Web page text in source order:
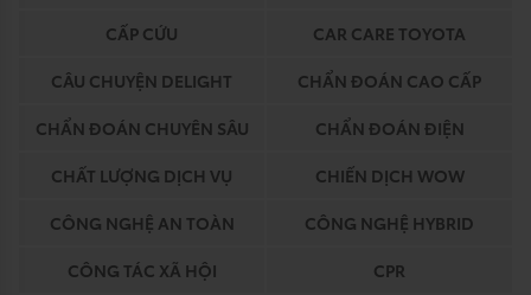
CẤP CỨU
CAR CARE TOYOTA
CÂU CHUYỆN DELIGHT
CHẨN ĐOÁN CAO CẤP
CHẨN ĐOÁN CHUYÊN SÂU
CHẨN ĐOÁN ĐIỆN
CHẤT LƯỢNG DỊCH VỤ
CHIẾN DỊCH WOW
CÔNG NGHỆ AN TOÀN
CÔNG NGHỆ HYBRID
CÔNG TÁC XÃ HỘI
CPR